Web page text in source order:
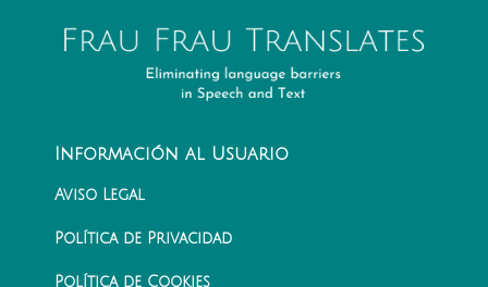
Información al Usuario
Aviso Legal
Política de Privacidad
Política de Cookies